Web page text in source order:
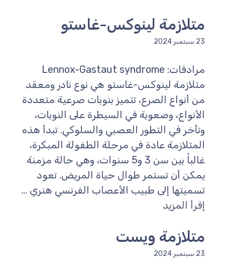
متلازمة لينوكس-غاستو
23 سبتمبر 2024
مرادفات: Lennox-Gastaut syndrome
متلازمة لينوكس-غاستو هي نوع نادر ومعقد
من أنواع الصرع، تتميز بنوبات صرعية متعددة
الأنواع، وصعوبة في السيطرة على النوبات،
وتأخر في التطور العصبي والسلوكي. تبدأ هذه
المتلازمة عادة في مرحلة الطفولة المبكرة،
غالباً بين سن 3 و5 سنوات، وهي حالة مزمنة
يمكن أن تستمر طوال حياة المريض. تعود
تسميتها إلى طبيب الأعصاب الفرنسي هنري ...
إقرأ المزيد
متلازمة ويست
23 سبتمبر 2024